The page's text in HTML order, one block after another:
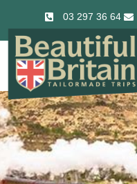
03 297 36 64